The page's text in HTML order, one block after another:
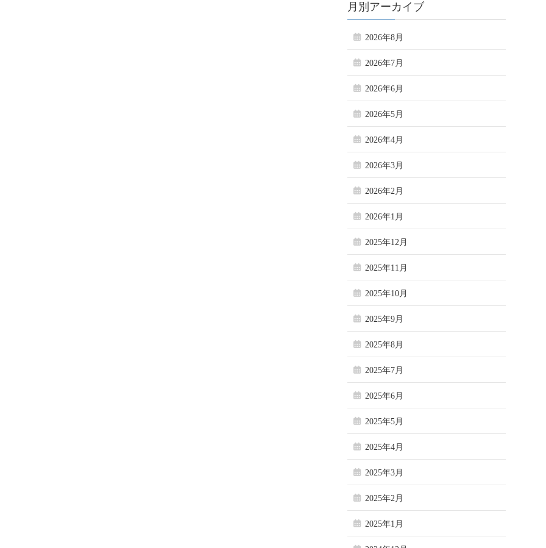
月別アーカイブ
2026年8月
2026年7月
2026年6月
2026年5月
2026年4月
2026年3月
2026年2月
2026年1月
2025年12月
2025年11月
2025年10月
2025年9月
2025年8月
2025年7月
2025年6月
2025年5月
2025年4月
2025年3月
2025年2月
2025年1月